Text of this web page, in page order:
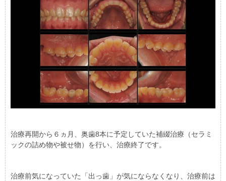
治療再開から６ヵ月、奥歯8本に予定していた補綴治療（セラミ
ックの詰め物や被せ物）を行い、治療終了です。
治療前気になっていた「出っ歯」が気にならなくなり、治療前は